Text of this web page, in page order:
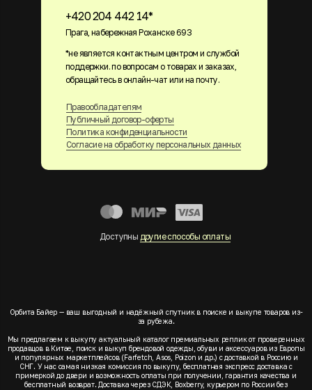
+420 204 442 14*
Прага, набережная Роханске 693
Правообладателям
Публичный договор-оферты
Политика конфиденциальности
Согласие на обработку персональных данных
Доступны другие способы оплаты
*не является контактным центром и службой
поддержки. по вопросам о товарах и заказах,
обращайтесь в онлайн-чат или на почту.
Орбита Байер — ваш выгодный и надёжный спутник в поиске и выкупе товаров из-
за рубежа.
Мы предлагаем к выкупу актуальный каталог премиальных реплик от проверенных
продавцов в Китае, поиск и выкуп брендовой одежды, обуви и аксессуаров из Европы
и популярных маркетплейсов (Farfetch, Asos, Poizon и др.) с доставкой в Россию и
СНГ. У нас самая низкая комиссия по выкупу, бесплатная экспресс доставка с
примеркой до двери и возможность оплаты при получении, гарантия качества и
бесплатный возврат. Доставка через СДЭК, Boxberry, курьером по России без